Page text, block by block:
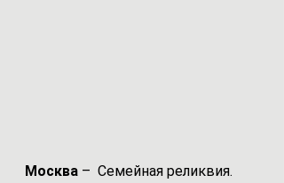
Москва –  Семейная реликвия.